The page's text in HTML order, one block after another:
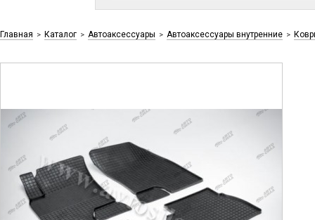
Главная > Каталог > Автоаксессуары > Автоаксессуары внутренние >